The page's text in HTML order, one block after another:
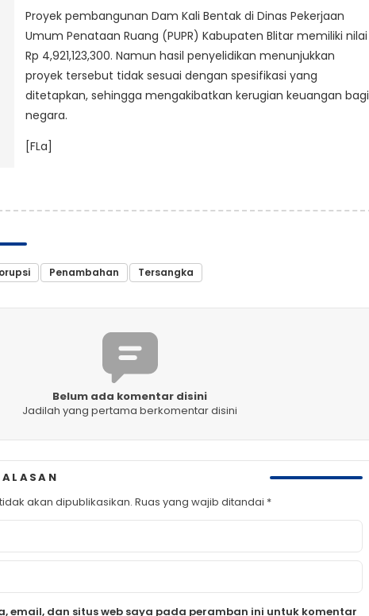
Proyek pembangunan Dam Kali Bentak di Dinas Pekerjaan
Umum Penataan Ruang (PUPR) Kabupaten Blitar memiliki nilai
Rp 4,921,123,300. Namun hasil penyelidikan menunjukkan
proyek tersebut tidak sesuai dengan spesifikasi yang
ditetapkan, sehingga mengakibatkan kerugian keuangan bagi
negara.
[FLa]
Penambahan Tersangka
Belum ada komentar disini
Jadilah yang pertama berkomentar disini
akan dipublikasikan. Ruas yang wajib ditandai *
email, dan situs web saya pada peramban ini untuk komentar